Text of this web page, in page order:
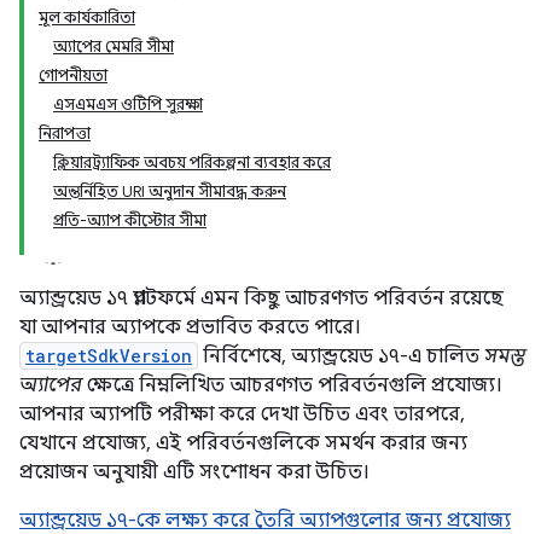
মূল কার্যকারিতা
অ্যাপের মেমরি সীমা
গোপনীয়তা
এসএমএস ওটিপি সুরক্ষা
নিরাপত্তা
ক্লিয়ারট্র্যাফিক অবচয় পরিকল্পনা ব্যবহার করে
অন্তর্নিহিত URI অনুদান সীমাবদ্ধ করুন
প্রতি-অ্যাপ কীস্টোর সীমা
অ্যান্ড্রয়েড ১৭ প্ল্যাটফর্মে এমন কিছু আচরণগত পরিবর্তন রয়েছে
যা আপনার অ্যাপকে প্রভাবিত করতে পারে।
targetSdkVersion নির্বিশেষে, অ্যান্ড্রয়েড ১৭-এ চালিত সমস্ত
অ্যাপেরক্ষেত্রে নিম্নলিখিত আচরণগত পরিবর্তনগুলি প্রযোজ্য।
আপনার অ্যাপটি পরীক্ষা করে দেখা উচিত এবং তারপরে,
যেখানে প্রযোজ্য, এই পরিবর্তনগুলিকে সমর্থন করার জন্য
প্রয়োজন অনুযায়ী এটি সংশোধন করা উচিত।
অ্যান্ড্রয়েড ১৭-কে লক্ষ্য করে তৈরি অ্যাপগুলোর জন্য প্রযোজ্য